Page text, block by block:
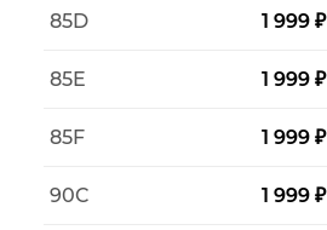
85D 1 999 ₽
85E 1 999 ₽
85F 1 999 ₽
90C 1 999 ₽